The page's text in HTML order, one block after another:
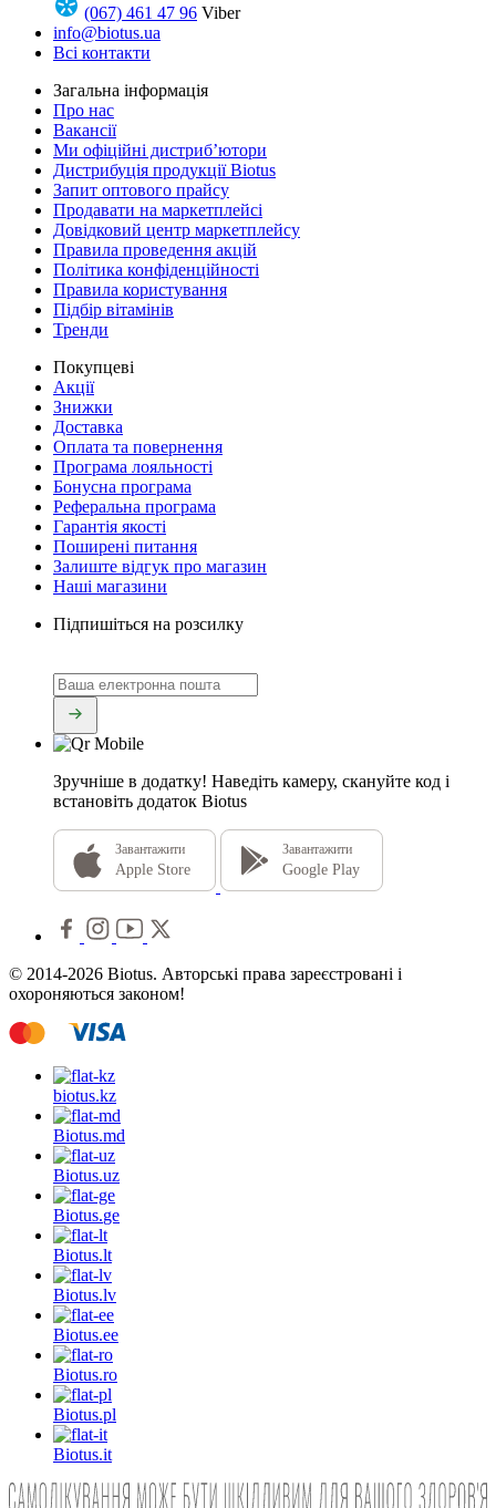
(067) 461 47 96 Viber
info@biotus.ua
Всі контакти
Загальна інформація
Про нас
Вакансії
Ми офіційні дистриб’ютори
Дистрибуція продукції Biotus
Запит оптового прайсу
Продавати на маркетплейсі
Довідковий центр маркетплейсу
Правила проведення акцій
Політика конфіденційності
Правила користування
Підбір вітамінів
Тренди
Покупцеві
Акції
Знижки
Доставка
Оплата та повернення
Програма лояльності
Бонусна програма
Реферальна програма
Гарантія якості
Поширені питання
Залиште відгук про магазин
Наші магазини
Підпишіться на розсилку
Зручніше в додатку! Наведіть камеру, скануйте код і
встановіть додаток Biotus
Завантажити
Apple Store
Завантажити
Google Play
© 2014-2026 Biotus. Авторські права зареєстровані і
охороняються законом!
biotus.kz
Biotus.md
Biotus.uz
Biotus.ge
Biotus.lt
Biotus.lv
Biotus.ee
Biotus.ro
Biotus.pl
Biotus.it